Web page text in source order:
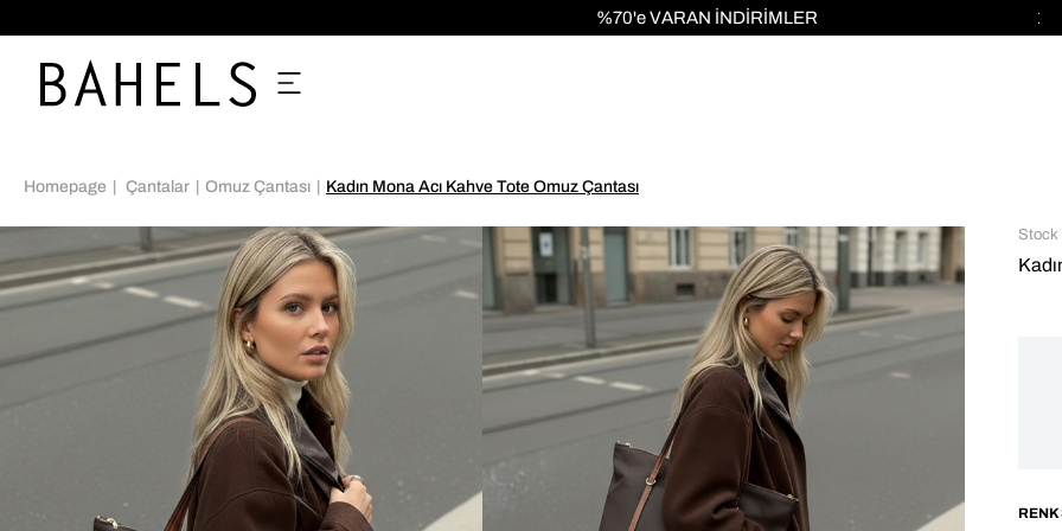
1000 TL ve ÜZERİ KARGO ÜCRETSİZ!
Homepage Çantalar Omuz Çantası Kadın Mona Acı Kahve Tote Omuz Çantası
Stock